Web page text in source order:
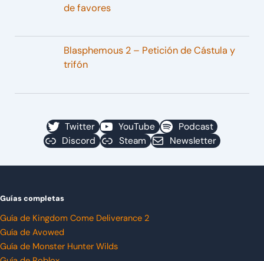
de favores
Blasphemous 2 – Petición de Cástula y
trifón
Twitter YouTube
Podcast
Discord
Steam Newsletter
Guías completas
Guía de Kingdom Come Deliverance 2
Guía de Avowed
Guía de Monster Hunter Wilds